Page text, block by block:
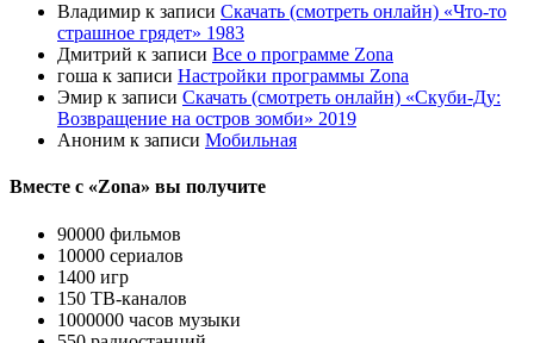
Владимир к записи Скачать (смотреть онлайн) «Что-то
страшное грядет» 1983
Дмитрий к записи Все о программе Zona
гоша к записи Настройки программы Zona
Эмир к записи Скачать (смотреть онлайн) «Скуби-Ду:
Возвращение на остров зомби» 2019
Аноним к записи Мобильная
Вместе с «Zona» вы получите
90000 фильмов
10000 сериалов
1400 игр
150 ТВ-каналов
1000000 часов музыки